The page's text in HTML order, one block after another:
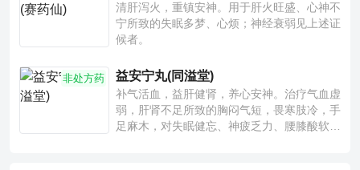
清肝泻火，重镇安神。用于肝火旺盛、心神不
宁所致的失眠多梦、心烦；神经衰弱见上述证
候者。
非处方药 益安宁丸(同溢堂)
补气活血，益肝健肾，养心安神。治疗气血虚
弱，肝肾不足所致的胸闷气短，畏寒肢冷，手
足麻木，对失眠健忘、神疲乏力、腰膝酸软也